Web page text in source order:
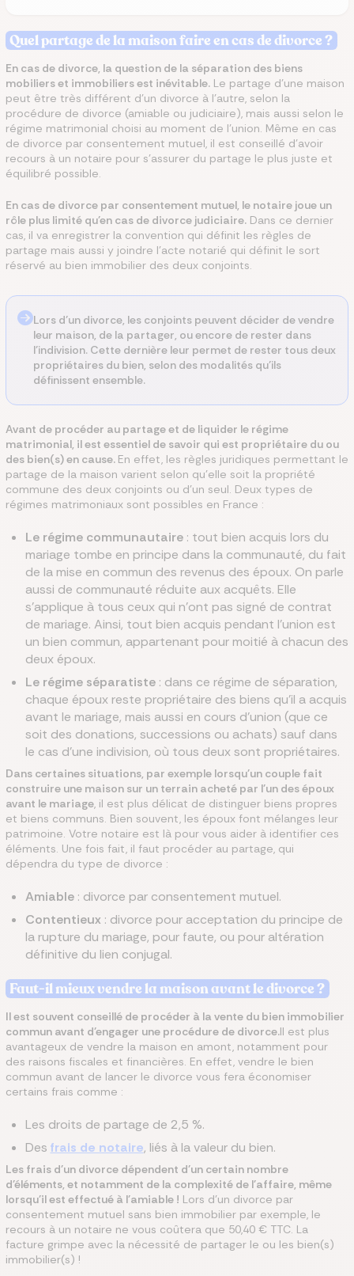
Quel partage de la maison faire en cas de divorce ?
En cas de divorce, la question de la séparation des biens
mobiliers et immobiliers est inévitable. Le partage d’une maison
peut être très différent d’un divorce à l’autre, selon la
procédure de divorce (amiable ou judiciaire), mais aussi selon le
régime matrimonial choisi au moment de l’union. Même en cas
de divorce par consentement mutuel, il est conseillé d’avoir
recours à un notaire pour s’assurer du partage le plus juste et
équilibré possible.
En cas de divorce par consentement mutuel, le notaire joue un
rôle plus limité qu'en cas de divorce judiciaire. Dans ce dernier
cas, il va enregistrer la convention qui définit les règles de
partage mais aussi y joindre l'acte notarié qui définit le sort
réservé au bien immobilier des deux conjoints.
Lors d’un divorce, les conjoints peuvent décider de vendre
leur maison, de la partager, ou encore de rester dans
l’indivision. Cette dernière leur permet de rester tous deux
propriétaires du bien, selon des modalités qu’ils
définissent ensemble.
Avant de procéder au partage et de liquider le régime
matrimonial, il est essentiel de savoir qui est propriétaire du ou
des bien(s) en cause. En effet, les règles juridiques permettant le
partage de la maison varient selon qu’elle soit la propriété
commune des deux conjoints ou d’un seul. Deux types de
régimes matrimoniaux sont possibles en France :
Le régime communautaire: tout bien acquis lors du
mariage tombe en principe dans la communauté, du fait
de la mise en commun des revenus des époux. On parle
aussi de communauté réduite aux acquêts. Elle
s'applique à tous ceux qui n'ont pas signé de contrat
de mariage. Ainsi, tout bien acquis pendant l'union est
un bien commun, appartenant pour moitié à chacun des
deux époux.
Le régime séparatiste: dans ce régime de séparation,
chaque époux reste propriétaire des biens qu’il a acquis
avant le mariage, mais aussi en cours d'union (que ce
soit des donations, successions ou achats) sauf dans
le cas d'une indivision, où tous deux sont propriétaires.
Dans certaines situations, par exemple lorsqu'un couple fait
construire une maison sur un terrain acheté par l'un des époux
avant le mariage, il est plus délicat de distinguer biens propres
et biens communs. Bien souvent, les époux font mélanges leur
patrimoine. Votre notaire est là pour vous aider à identifier ces
éléments. Une fois fait, il faut procéder au partage, qui
dépendra du type de divorce :
Amiable: divorce par consentement mutuel.
Contentieux : divorce pour acceptation du principe de
la rupture du mariage, pour faute, ou pour altération
définitive du lien conjugal.
Faut-il mieux vendre la maison avant le divorce ?
Il est souvent conseillé de procéder à la vente du bien immobilier
commun avant d'engager une procédure de divorce.Il est plus
avantageux de vendre la maison en amont, notamment pour
des raisons fiscales et financières. En effet, vendre le bien
commun avant de lancer le divorce vous fera économiser
certains frais comme :
Les droits de partage de 2,5 %.
Des frais de notaire, liés à la valeur du bien.
Les frais d'un divorce dépendent d'un certain nombre
d'éléments, et notamment de la complexité de l'affaire, même
lorsqu'il est effectué à l'amiable ! Lors d'un divorce par
consentement mutuel sans bien immobilier par exemple, le
recours à un notaire ne vous coûtera que 50,40 € TTC. La
facture grimpe avec la nécessité de partager le ou les bien(s)
immobilier(s) !